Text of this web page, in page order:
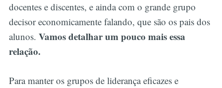
docentes e discentes, e ainda com o grande grupo
decisor economicamente falando, que são os pais dos
alunos. Vamos detalhar um pouco mais essa
relação.
Para manter os grupos de liderança eficazes e